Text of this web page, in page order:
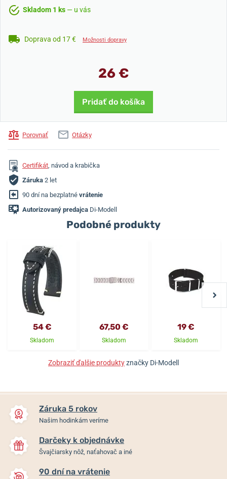
Skladom 1 ks — u vás
Doprava od 17 € Možnosti dopravy
26 €
Pridať do košíka
Porovnať Otázky
Certifikát, návod a krabička
Záruka 2 let
90 dní na bezplatné vrátenie
Autorizovaný predajca Di-Modell
Podobné produkty
54 €
Skladom
67,50 €
Skladom
19 €
Skladom
Zobraziť ďalšie produktyznačky Di-Modell
Záruka 5 rokov
Našim hodinkám veríme
Darčeky k objednávke
Švajčiarsky nôž, naťahovač a iné
90 dní na vrátenie